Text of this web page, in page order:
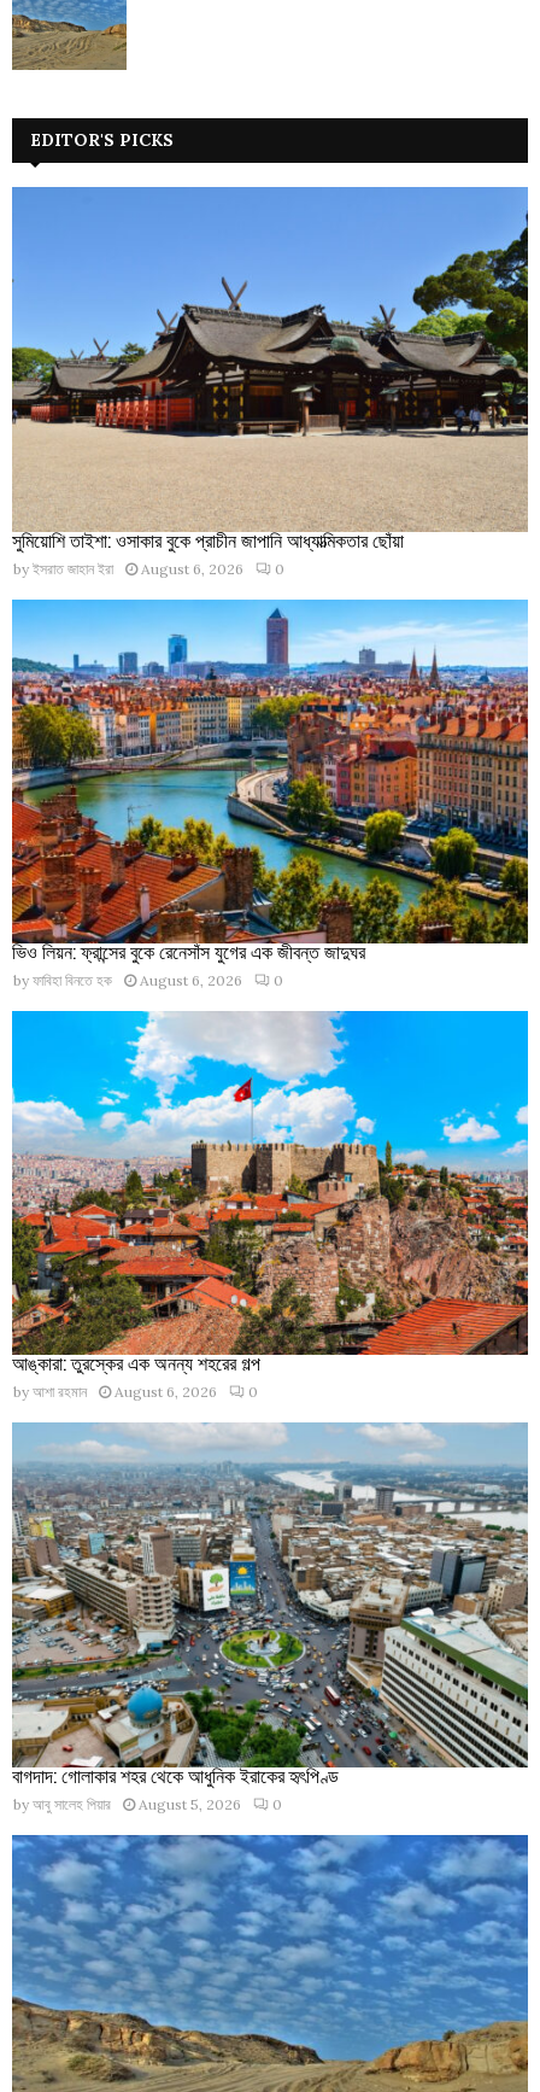
EDITOR'S PICKS
সুমিয়োশি তাইশা: ওসাকার বুকে প্রাচীন জাপানি আধ্যাত্মিকতার ছোঁয়া
by ইসরাত জাহান ইরা August 6, 2026 0
ভিও লিয়ন: ফ্রান্সের বুকে রেনেসাঁস যুগের এক জীবন্ত জাদুঘর
by ফাবিহা বিনতে হক August 6, 2026 0
আঙ্কারা: তুরস্কের এক অনন্য শহরের গল্প
by আশা রহমান August 6, 2026 0
বাগদাদ: গোলাকার শহর থেকে আধুনিক ইরাকের হৃৎপিণ্ড
by আবু সালেহ পিয়ার August 5, 2026 0